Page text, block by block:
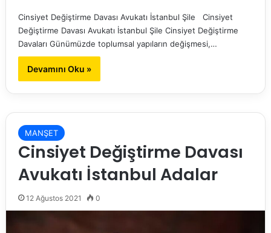
Cinsiyet Değiştirme Davası Avukatı İstanbul Şile Cinsiyet
Değiştirme Davası Avukatı İstanbul Şile Cinsiyet Değiştirme
Davaları Günümüzde toplumsal yapıların değişmesi,…
Devamını Oku »
MANŞET
Cinsiyet Değiştirme Davası
Avukatı İstanbul Adalar
12 Ağustos 2021 0